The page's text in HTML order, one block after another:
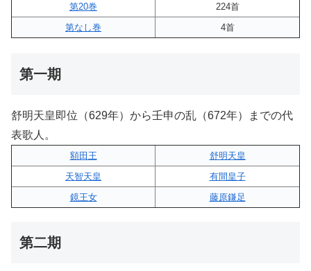
第20巻
224首
第なし巻
4首
第一期
舒明天皇即位（629年）から壬申の乱（672年）までの代
表歌人。
額田王
舒明天皇
天智天皇
有間皇子
鏡王女
藤原鎌足
第二期